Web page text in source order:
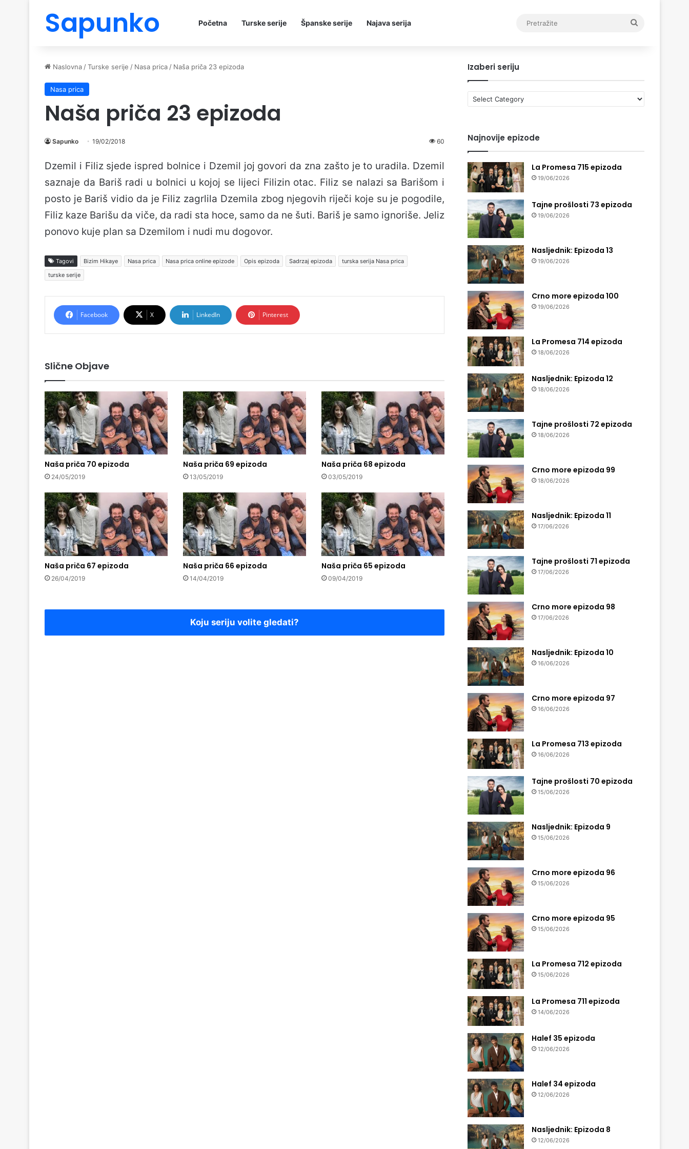
Sapunko Početna Turske serije Španske serije Najava serija
Naslovna /Turske serije / Nasa prica / Naša priča 23 epizoda
Nasa prica
Naša priča 23 epizoda
Sapunko 19/02/2018 60
Dzemil i Filiz sjede ispred bolnice i Dzemil joj govori da zna zašto je to uradila. Dzemil
saznaje da Bariš radi u bolnici u kojoj se lijeci Filizin otac. Filiz se nalazi sa Barišom i
posto je Bariš vidio da je Filiz zagrlila Dzemila zbog njegovih riječi koje su je pogodile,
Filiz kaze Barišu da viče, da radi sta hoce, samo da ne šuti. Bariš je samo ignoriše. Jeliz
ponovo kuje plan sa Dzemilom i nudi mu dogovor.
Tagovi Bizim Hikaye Nasa prica Nasa prica online epizode Opis epizoda Sadrzaj epizoda
turska serija Nasa prica
turske serije
Facebook X LinkedIn Pinterest
Slične Objave
Naša priča 70 epizoda
24/05/2019
Naša priča 69 epizoda
13/05/2019
Naša priča 68 epizoda
03/05/2019
Naša priča 67 epizoda
26/04/2019
Naša priča 66 epizoda
14/04/2019
Naša priča 65 epizoda
09/04/2019
Koju seriju volite gledati?
Izaberi seriju
Izaberi
seriju
Najnovije epizode
La Promesa 715 epizoda
19/06/2026
Tajne prošlosti 73 epizoda
19/06/2026
Nasljednik: Epizoda 13
19/06/2026
Crno more epizoda 100
19/06/2026
La Promesa 714 epizoda
18/06/2026
Nasljednik: Epizoda 12
18/06/2026
Tajne prošlosti 72 epizoda
18/06/2026
Crno more epizoda 99
18/06/2026
Nasljednik: Epizoda 11
17/06/2026
Tajne prošlosti 71 epizoda
17/06/2026
Crno more epizoda 98
17/06/2026
Nasljednik: Epizoda 10
16/06/2026
Crno more epizoda 97
16/06/2026
La Promesa 713 epizoda
16/06/2026
Tajne prošlosti 70 epizoda
15/06/2026
Nasljednik: Epizoda 9
15/06/2026
Crno more epizoda 96
15/06/2026
Crno more epizoda 95
15/06/2026
La Promesa 712 epizoda
15/06/2026
La Promesa 711 epizoda
14/06/2026
Halef 35 epizoda
12/06/2026
Halef 34 epizoda
12/06/2026
Nasljednik: Epizoda 8
12/06/2026